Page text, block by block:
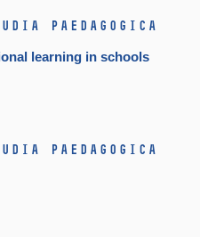
paedagogica
learning in schools
paedagogica